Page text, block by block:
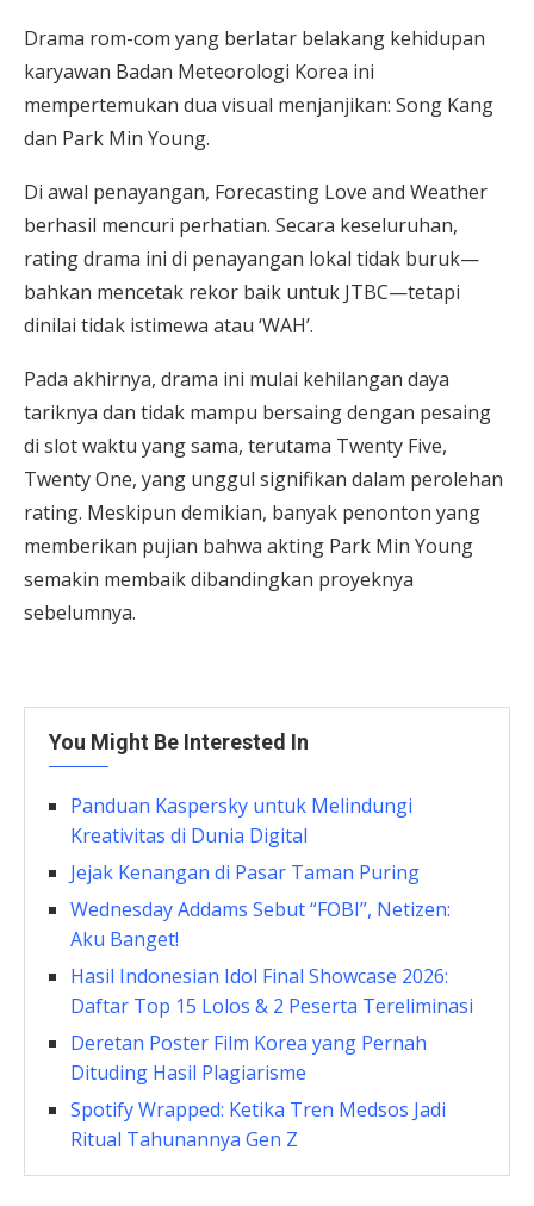
Drama rom-com yang berlatar belakang kehidupan
karyawan Badan Meteorologi Korea ini
mempertemukan dua visual menjanjikan: Song Kang
dan Park Min Young.
Di awal penayangan, Forecasting Love and Weather
berhasil mencuri perhatian. Secara keseluruhan,
rating drama ini di penayangan lokal tidak buruk—
bahkan mencetak rekor baik untuk JTBC—tetapi
dinilai tidak istimewa atau ‘WAH’.
Pada akhirnya, drama ini mulai kehilangan daya
tariknya dan tidak mampu bersaing dengan pesaing
di slot waktu yang sama, terutama Twenty Five,
Twenty One, yang unggul signifikan dalam perolehan
rating. Meskipun demikian, banyak penonton yang
memberikan pujian bahwa akting Park Min Young
semakin membaik dibandingkan proyeknya
sebelumnya.
You Might Be Interested In
Panduan Kaspersky untuk Melindungi
Kreativitas di Dunia Digital
Jejak Kenangan di Pasar Taman Puring
Wednesday Addams Sebut “FOBI”, Netizen:
Aku Banget!
Hasil Indonesian Idol Final Showcase 2026:
Daftar Top 15 Lolos & 2 Peserta Tereliminasi
Deretan Poster Film Korea yang Pernah
Dituding Hasil Plagiarisme
Spotify Wrapped: Ketika Tren Medsos Jadi
Ritual Tahunannya Gen Z